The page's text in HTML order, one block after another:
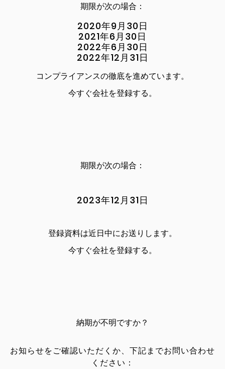
期限が次の場合：
2020年9月30日
2021年6月30日
2022年6月30日
2022年12月31日
コンプライアンスの徹底を進めています。
今すぐ会社を登録する。
期限が次の場合：
2023年12月31日
登録資料は近日中にお送りします。
今すぐ会社を登録する。
納期が不明ですか？
お知らせをご確認いただくか、下記までお問い合わせ
ください：